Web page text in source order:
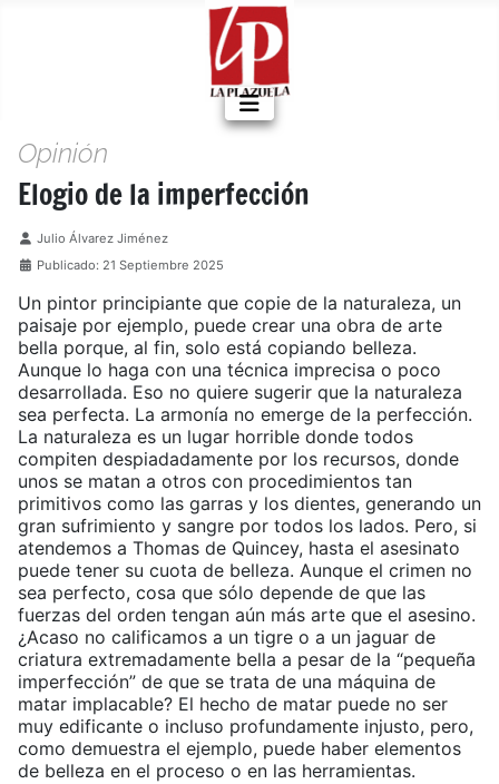
Opinión
Elogio de la imperfección
Detalles
Julio Álvarez Jiménez
Publicado: 21 Septiembre 2025
Un pintor principiante que copie de la naturaleza, un
paisaje por ejemplo, puede crear una obra de arte
bella porque, al fin, solo está copiando belleza.
Aunque lo haga con una técnica imprecisa o poco
desarrollada. Eso no quiere sugerir que la naturaleza
sea perfecta. La armonía no emerge de la perfección.
La naturaleza es un lugar horrible donde todos
compiten despiadadamente por los recursos, donde
unos se matan a otros con procedimientos tan
primitivos como las garras y los dientes, generando un
gran sufrimiento y sangre por todos los lados. Pero, si
atendemos a Thomas de Quincey, hasta el asesinato
puede tener su cuota de belleza. Aunque el crimen no
sea perfecto, cosa que sólo depende de que las
fuerzas del orden tengan aún más arte que el asesino.
¿Acaso no calificamos a un tigre o a un jaguar de
criatura extremadamente bella a pesar de la “pequeña
imperfección” de que se trata de una máquina de
matar implacable? El hecho de matar puede no ser
muy edificante o incluso profundamente injusto, pero,
como demuestra el ejemplo, puede haber elementos
de belleza en el proceso o en las herramientas.